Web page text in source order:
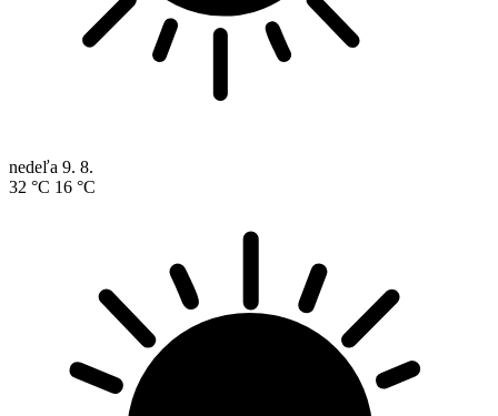
nedeľa 9. 8.
32 °C 16 °C